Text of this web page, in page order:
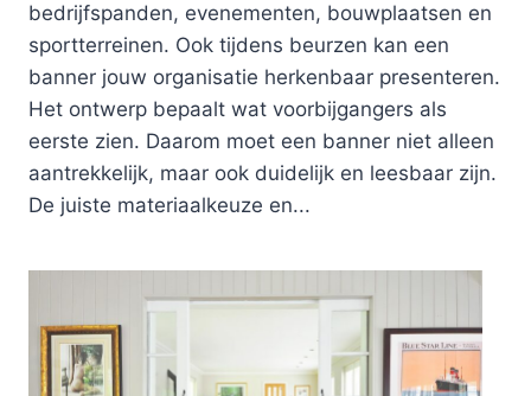
bedrijfspanden, evenementen, bouwplaatsen en
sportterreinen. Ook tijdens beurzen kan een
banner jouw organisatie herkenbaar presenteren.
Het ontwerp bepaalt wat voorbijgangers als
eerste zien. Daarom moet een banner niet alleen
aantrekkelijk, maar ook duidelijk en leesbaar zijn.
De juiste materiaalkeuze en...